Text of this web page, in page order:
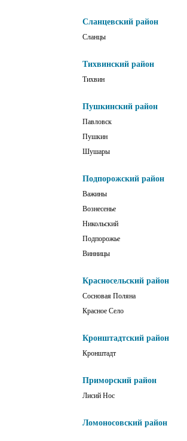
Сланцевский район
Сланцы
Тихвинский район
Тихвин
Пушкинский район
Павловск
Пушкин
Шушары
Подпорожский район
Важины
Вознесенье
Никольский
Подпорожье
Винницы
Красносельский район
Сосновая Поляна
Красное Село
Кронштадтский район
Кронштадт
Приморский район
Лисий Нос
Ломоносовский район